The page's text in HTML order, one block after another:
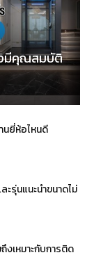
งมีคุณสมบัติ
ยี่ห้อไหนดี
รุ่นแนะนำขนาดไม่
เหมาะกับการติด